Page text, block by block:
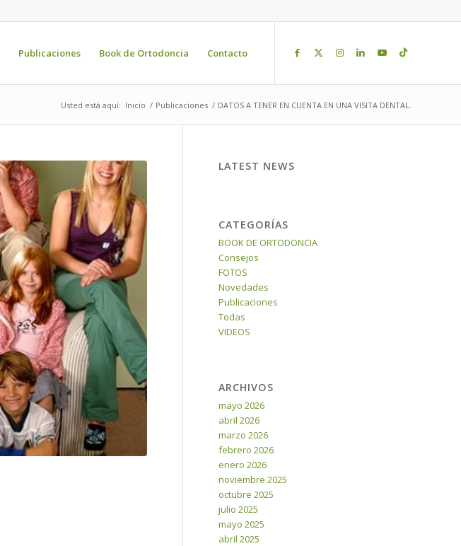
Publicaciones Book de Ortodoncia Contacto
Usted está aquí: Inicio / Publicaciones / DATOS A TENER EN CUENTA EN UNA VISITA DENTAL.
LATEST NEWS
CATEGORÍAS
BOOK DE ORTODONCIA
Consejos
FOTOS
Novedades
Publicaciones
Todas
VIDEOS
ARCHIVOS
mayo 2026
abril 2026
marzo 2026
febrero 2026
enero 2026
noviembre 2025
octubre 2025
julio 2025
mayo 2025
abril 2025